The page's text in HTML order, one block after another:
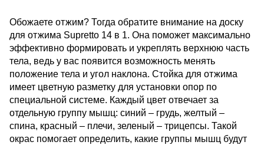
Обожаете отжим? Тогда обратите внимание на доску
для отжима Supretto 14 в 1. Она поможет максимально
эффективно формировать и укреплять верхнюю часть
тела, ведь у вас появится возможность менять
положение тела и угол наклона. Стойка для отжима
имеет цветную разметку для установки опор по
специальной системе. Каждый цвет отвечает за
отдельную группу мышц: синий – грудь, желтый –
спина, красный – плечи, зеленый – трицепсы. Такой
окрас помогает определить, какие группы мышц будут